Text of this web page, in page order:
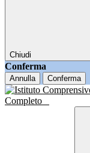
Chiudi
Conferma
Annulla Conferma
Completo